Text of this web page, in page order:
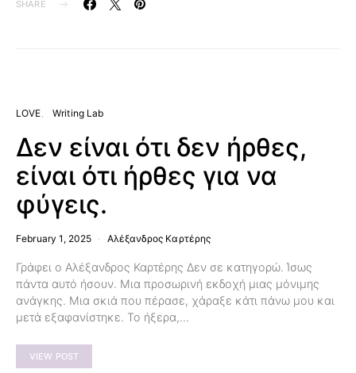
SHARE
LOVE Writing Lab
Δεν είναι ότι δεν ήρθες,
είναι ότι ήρθες για να
φύγεις.
February 1, 2025 Αλέξανδρος Καρτέρης
Γράφει ο Αλέξανδρος Καρτέρης Δεν σε κατηγορώ. Ίσως
πάντα αυτό ήσουν. Μια προσωρινή εκδοχή μιας μόνιμης
ανάγκης. Μια σκιά που πέρασε, χάραξε κάτι πάνω μου και
μετά εξαφανίστηκε. Το ήξερα,…
VIEW POST